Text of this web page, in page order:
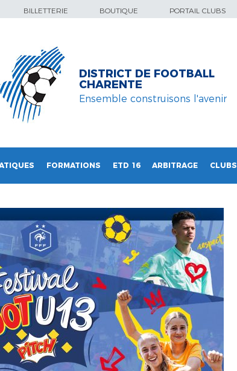
BILLETTERIE BOUTIQUE PORTAIL CLUBS
DISTRICT DE FOOTBALL
CHARENTE
Ensemble construisons l'avenir
FORMATIONS ETD 16 ARBITRAGE CLUBS